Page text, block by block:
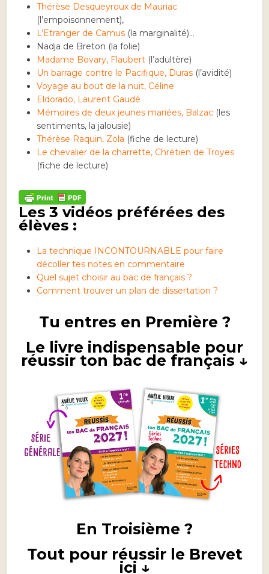
Thérèse Desqueyroux de Mauriac
(l’empoisonnement),
L’Etranger de Camus (la marginalité)…
Nadja de Breton (la folie)
Madame Bovary, Flaubert (l’adultère)
Un barrage contre le Pacifique, Duras (l’avidité)
Voyage au bout de la nuit, Céline
Eldorado, Laurent Gaudé
Mémoires de deux jeunes mariées, Balzac (les
sentiments, la jalousie)
Thérèse Raquin, Zola (fiche de lecture)
Le chevalier de la charrette, Chrétien de Troyes
(fiche de lecture)
Les 3 vidéos préférées des
élèves :
La technique INCONTOURNABLE pour faire
décoller tes notes en commentaire
Quel sujet choisir au bac de français ?
Comment trouver un plan de dissertation ?
Tu entres en Première ?
Le livre indispensable pour
réussir ton bac de français ↓
En Troisième ?
Tout pour réussir le Brevet
ici ↓